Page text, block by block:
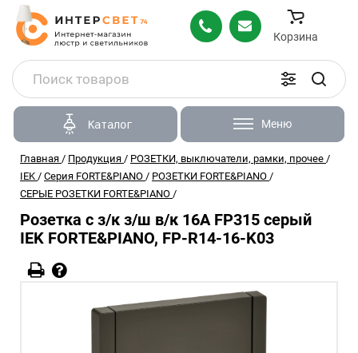
Корзина
Каталог Меню
Главная / Продукция / РОЗЕТКИ, выключатели, рамки, прочее /
IEK / Серия FORTE&PIANO / РОЗЕТКИ FORTE&PIANO /
СЕРЫЕ РОЗЕТКИ FORTE&PIANO /
Розетка с з/к з/ш в/к 16А FP315 серый
IEK FORTE&PIANO, FP-R14-16-K03